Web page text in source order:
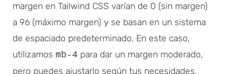
margen en Tailwind CSS varían de 0 (sin margen)
a 96 (máximo margen) y se basan en un sistema
de espaciado predeterminado. En este caso,
utilizamos mb-4 para dar un margen moderado,
pero puedes ajustarlo según tus necesidades.